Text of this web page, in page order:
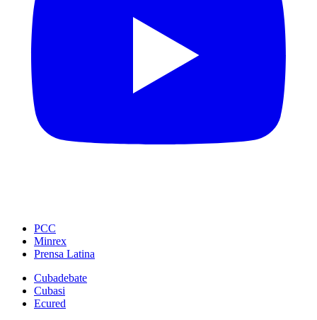
PCC
Minrex
Prensa Latina
Cubadebate
Cubasi
Ecured